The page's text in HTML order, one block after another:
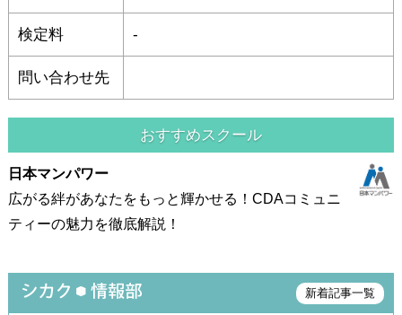
検定料 -
問い合わせ先
おすすめスクール
日本マンパワー
広がる絆があなたをもっと輝かせる！CDAコミュニ
ティーの魅力を徹底解説！
新着記事一覧